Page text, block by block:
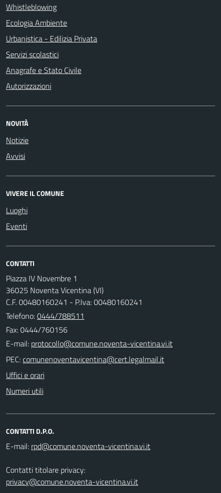
Whistleblowing
Ecologia Ambiente
Urbanistica - Edilizia Privata
Servizi scolastici
Anagrafe e Stato Civile
Autorizzazioni
NOVITÀ
Notizie
Avvisi
VIVERE IL COMUNE
Luoghi
Eventi
CONTATTI
Piazza IV Novembre 1
36025 Noventa Vicentina (VI)
C.F. 00480160241 - P.Iva: 00480160241
Telefono:0444/788511
Fax: 0444/760156
E-mail:
PEC:
Uffici e orari
Numeri utili
CONTATTI D.P.O.
E-mail:
Contatti titolare privacy:
privacy@comune.noventa-vicentina.vi.it